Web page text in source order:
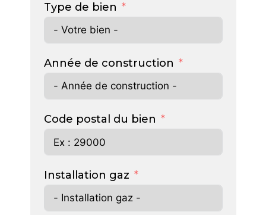
Type de bien
Année de construction
Code postal du bien
Installation gaz